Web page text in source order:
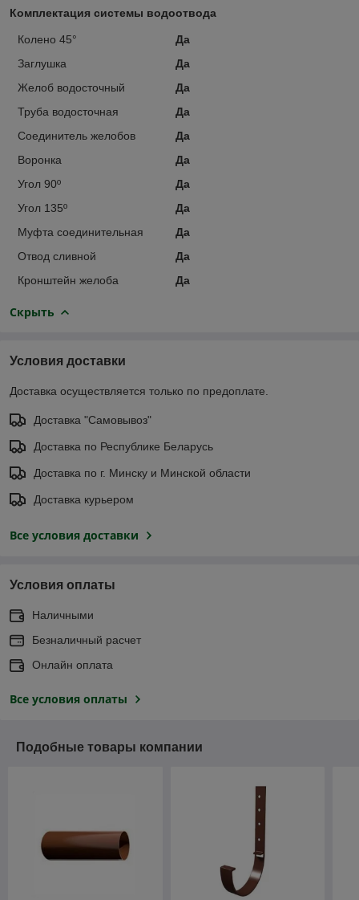
Комплектация системы водоотвода
Колено 45°
Да
Заглушка
Да
Желоб водосточный
Да
Труба водосточная
Да
Соединитель желобов
Да
Воронка
Да
Угол 90º
Да
Угол 135º
Да
Муфта соединительная
Да
Отвод сливной
Да
Кронштейн желоба
Да
Скрыть
Условия доставки
Доставка осуществляется только по предоплате.
Доставка "Самовывоз"
Доставка по Республике Беларусь
Доставка по г. Минску и Минской области
Доставка курьером
Все условия доставки
Условия оплаты
Наличными
Безналичный расчет
Онлайн оплата
Все условия оплаты
Подобные товары компании